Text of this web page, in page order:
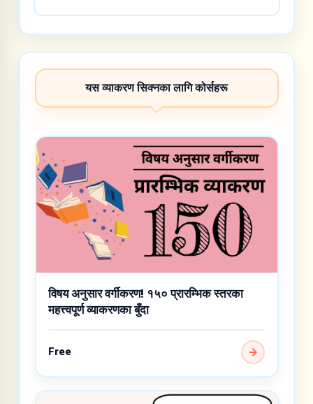
यस व्याकरण सिक्नका लागि कोर्सहरू
विषय अनुसार वर्गीकरण! १५० प्रारम्भिक स्तरका
महत्त्वपूर्ण व्याकरणका बुँदा
Free